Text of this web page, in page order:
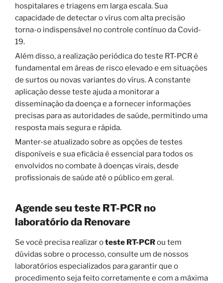
hospitalares e triagens em larga escala. Sua
capacidade de detectar o vírus com alta precisão
torna-o indispensável no controle contínuo da Covid-
19.
Além disso, a realização periódica do teste RT-PCR é
fundamental em áreas de risco elevado e em situações
de surtos ou novas variantes do vírus. A constante
aplicação desse teste ajuda a monitorar a
disseminação da doença e a fornecer informações
precisas para as autoridades de saúde, permitindo uma
resposta mais segura e rápida.
Manter-se atualizado sobre as opções de testes
disponíveis e sua eficácia é essencial para todos os
envolvidos no combate à doenças virais, desde
profissionais de saúde até o público em geral.
Agende seu teste RT-PCR no
laboratório da Renovare
Se você precisa realizar oteste RT-PCRou tem
dúvidas sobre o processo, consulte um de nossos
laboratórios especializados para garantir que o
procedimento seja feito corretamente e com a máxima